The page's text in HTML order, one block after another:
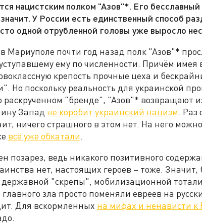
нацистским полком "Азов"*. Его
У России есть единственный способ
одной отрубленной головы уже выросло
Мариуполе почти год назад полк "Азов"*
ему по численности. Причём имея
крепость прочные цеха и
Но поскольку реальность для украинской
раскрученном "бренде", "Азов"* возвращают
Запад не коробит украинский нацизм. Раз
ничего страшного в этом нет. На него
всё уже обкатали.
позарез, ведь никакого позитивного
нет, настоящих героев – тоже.
державной "скрепы", мобилизационной
главного зла просто поменяли евреев на
Для вскормленных на мифах и ненависти к